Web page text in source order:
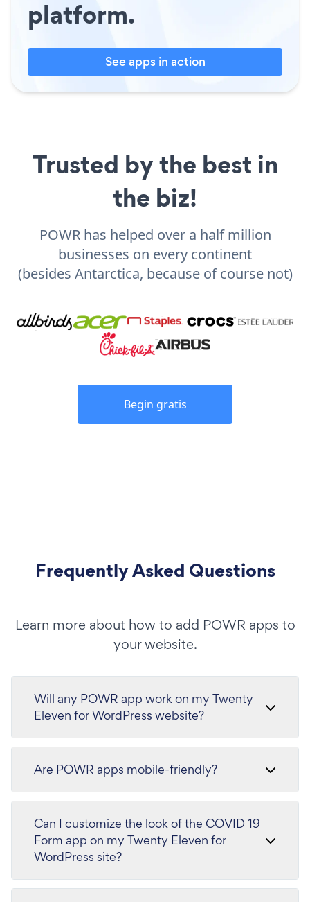
platform.
See apps in action
Trusted by the best in
the biz!
POWR has helped over a half million
businesses on every continent
(besides Antarctica, because of course not)
Begin gratis
Frequently Asked Questions
Learn more about how to add POWR apps to
your website.
Will any POWR app work on my Twenty
Eleven for WordPress website?
Are POWR apps mobile-friendly?
Can I customize the look of the COVID 19
Form app on my Twenty Eleven for
WordPress site?